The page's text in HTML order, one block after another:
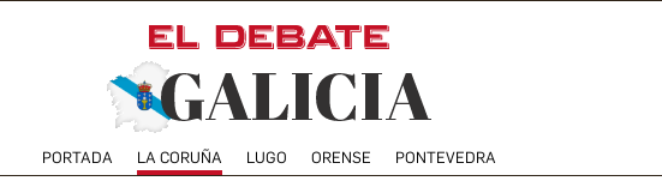
PORTADA LA CORUÑA LUGO ORENSE PONTEVEDRA